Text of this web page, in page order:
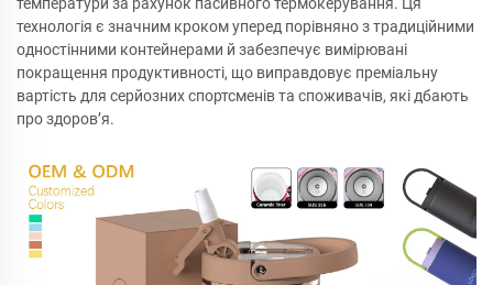
технологія є значним кроком уперед порівняно з традиційними
одностінними контейнерами й забезпечує вимірювані
покращення продуктивності, що виправдовує преміальну
вартість для серйозних спортсменів та споживачів, які дбають
про здоров’я.